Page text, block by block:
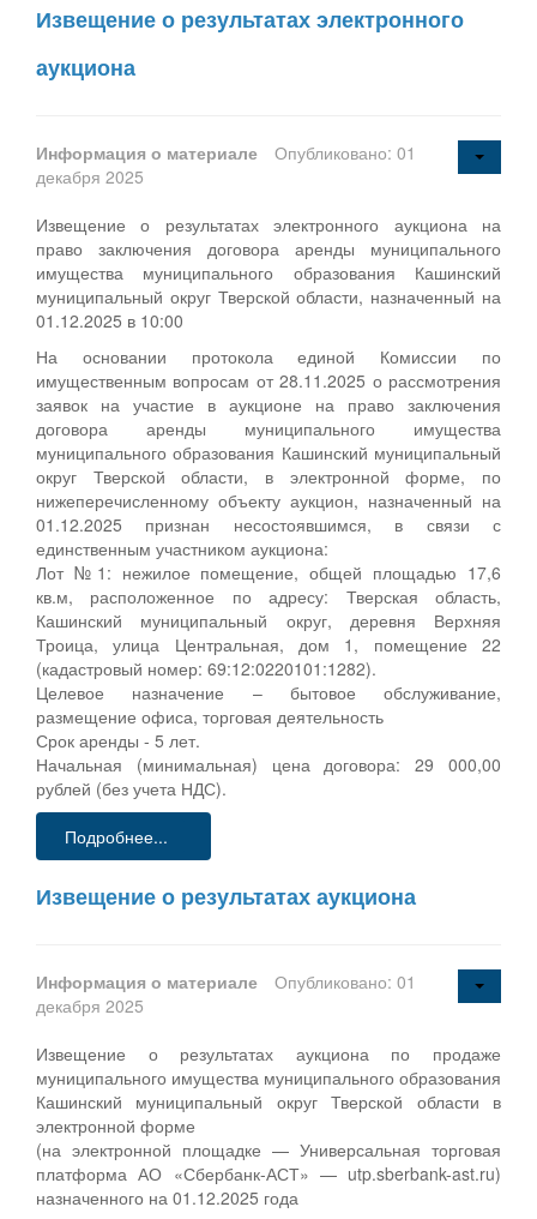
Извещение о результатах электронного
аукциона
Информация о материале
Опубликовано: 01
декабря 2025
Извещение о результатах электронного аукциона на
право заключения договора аренды муниципального
имущества муниципального образования Кашинский
муниципальный округ Тверской области, назначенный на
01.12.2025 в 10:00
На основании протокола единой Комиссии по
имущественным вопросам от 28.11.2025 о рассмотрения
заявок на участие в аукционе на право заключения
договора аренды муниципального имущества
муниципального образования Кашинский муниципальный
округ Тверской области, в электронной форме, по
нижеперечисленному объекту аукцион, назначенный на
01.12.2025 признан несостоявшимся, в связи с
единственным участником аукциона:
Лот №1: нежилое помещение, общей площадью 17,6
кв.м, расположенное по адресу: Тверская область,
Кашинский муниципальный округ, деревня Верхняя
Троица, улица Центральная, дом 1, помещение 22
(кадастровый номер: 69:12:0220101:1282).
Целевое назначение – бытовое обслуживание,
размещение офиса, торговая деятельность
Срок аренды - 5 лет.
Начальная (минимальная) цена договора: 29 000,00
рублей (без учета НДС).
Подробнее...
Извещение о результатах аукциона
Информация о материале
Опубликовано: 01
декабря 2025
Извещение о результатах аукциона по продаже
муниципального имущества муниципального образования
Кашинский муниципальный округ Тверской области в
электронной форме
(на электронной площадке — Универсальная торговая
платформа АО «Сбербанк-АСТ» — utp.sberbank-ast.ru)
назначенного на 01.12.2025 года